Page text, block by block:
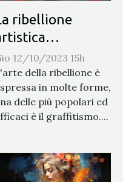
ribellione
il
12/10/2023 15h
della ribellione è
in molte forme,
delle più popolari ed
è il graffitismo....